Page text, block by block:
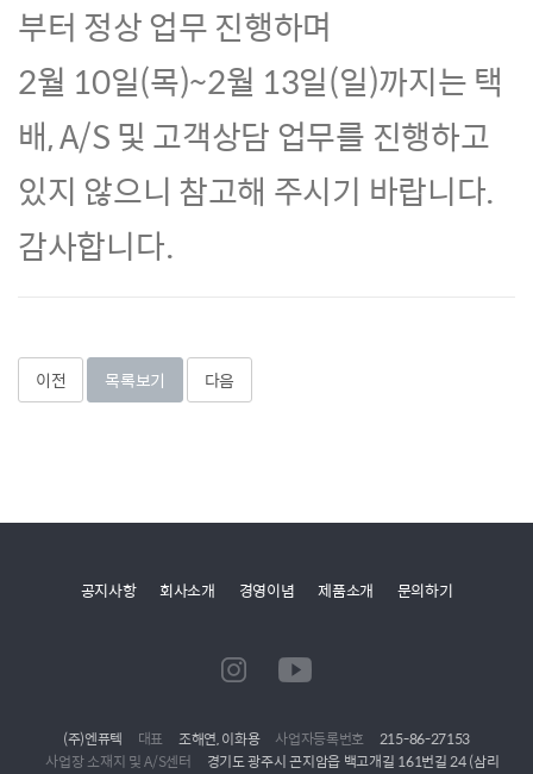
부터 정상 업무 진행하며
2월 10일(목)~2월 13일(일)까지는 택
배, A/S 및 고객상담 업무를 진행하고
있지 않으니 참고해 주시기 바랍니다.
감사합니다.
이전 목록보기 다음
공지사항 회사소개 경영이념 제품소개 문의하기
(주)엔퓨텍 대표 조해연, 이화용 사업자등록번호
215-86-27153
사업장 소재지 및 A/S센터
경기도 광주시 곤지암읍 백고개길 161번길 24 (삼리